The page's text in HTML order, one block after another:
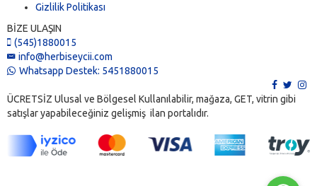
Gizlilik Politikası
BİZE ULAŞIN
(545)1880015
info@herbiseycii.com
Whatsapp Destek: 5451880015
ÜCRETSİZ Ulusal ve Bölgesel Kullanılabilir, mağaza, GET, vitrin gibi
satışlar yapabileceğiniz gelişmiş ilan portalıdır.